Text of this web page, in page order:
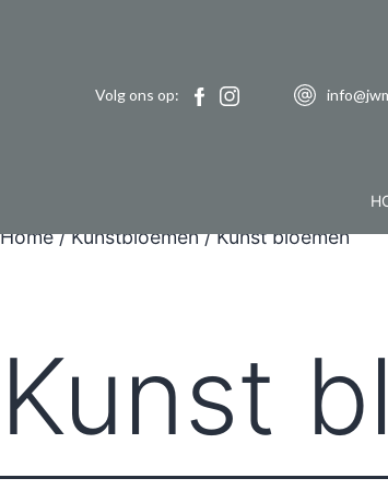
Volg ons op:
Home/Kunstbloemen/ Kunst bloemen
Kunst